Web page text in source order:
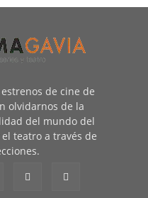
de cine de
olvidarnos de la
del mundo del
teatro a través de